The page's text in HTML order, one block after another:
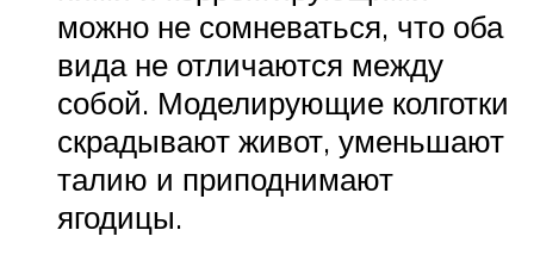
можно не сомневаться, что оба
вида не отличаются между
собой. Моделирующие колготки
скрадывают живот, уменьшают
талию и приподнимают
ягодицы.